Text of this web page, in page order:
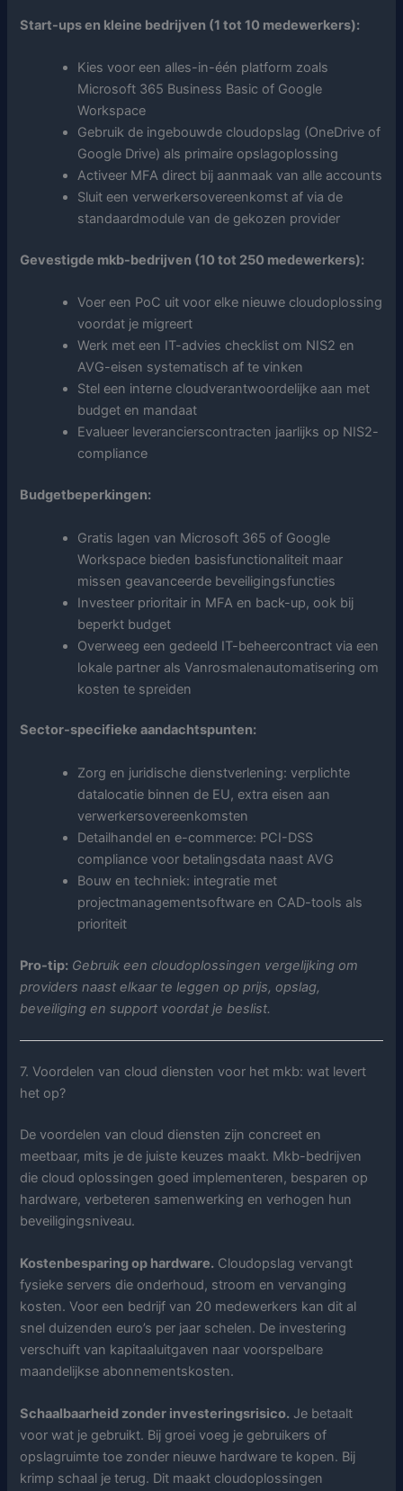
Start-ups en kleine bedrijven (1 tot 10 medewerkers):
Kies voor een alles-in-één platform zoals
Microsoft 365 Business Basic of Google
Workspace
Gebruik de ingebouwde cloudopslag (OneDrive of
Google Drive) als primaire opslagoplossing
Activeer MFA direct bij aanmaak van alle accounts
Sluit een verwerkersovereenkomst af via de
standaardmodule van de gekozen provider
Gevestigde mkb-bedrijven (10 tot 250 medewerkers):
Voer een PoC uit voor elke nieuwe cloudoplossing
voordat je migreert
Werk met een IT-advies checklist om NIS2 en
AVG-eisen systematisch af te vinken
Stel een interne cloudverantwoordelijke aan met
budget en mandaat
Evalueer leverancierscontracten jaarlijks op NIS2-
compliance
Budgetbeperkingen:
Gratis lagen van Microsoft 365 of Google
Workspace bieden basisfunctionaliteit maar
missen geavanceerde beveiligingsfuncties
Investeer prioritair in MFA en back-up, ook bij
beperkt budget
Overweeg een gedeeld IT-beheercontract via een
lokale partner als Vanrosmalenautomatisering om
kosten te spreiden
Sector-specifieke aandachtspunten:
Zorg en juridische dienstverlening: verplichte
datalocatie binnen de EU, extra eisen aan
verwerkersovereenkomsten
Detailhandel en e-commerce: PCI-DSS
compliance voor betalingsdata naast AVG
Bouw en techniek: integratie met
projectmanagementsoftware en CAD-tools als
prioriteit
Pro-tip: Gebruik een cloudoplossingen vergelijking om
providers naast elkaar te leggen op prijs, opslag,
beveiliging en support voordat je beslist.
7. Voordelen van cloud diensten voor het mkb: wat levert
het op?
De voordelen van cloud diensten zijn concreet en
meetbaar, mits je de juiste keuzes maakt. Mkb-bedrijven
die cloud oplossingen goed implementeren, besparen op
hardware, verbeteren samenwerking en verhogen hun
beveiligingsniveau.
Kostenbesparing op hardware. Cloudopslag vervangt
fysieke servers die onderhoud, stroom en vervanging
kosten. Voor een bedrijf van 20 medewerkers kan dit al
snel duizenden euro’s per jaar schelen. De investering
verschuift van kapitaaluitgaven naar voorspelbare
maandelijkse abonnementskosten.
Schaalbaarheid zonder investeringsrisico. Je betaalt
voor wat je gebruikt. Bij groei voeg je gebruikers of
opslagruimte toe zonder nieuwe hardware te kopen. Bij
krimp schaal je terug. Dit maakt cloudoplossingen